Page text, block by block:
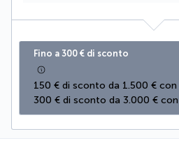
Fino a 300 € di sconto
150 € di sconto da 1.500 € con
300 € di sconto da 3.000 € con